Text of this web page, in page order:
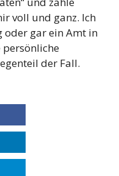
voll und ganz. Ich
oder gar ein Amt in
der Fall.